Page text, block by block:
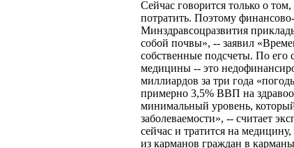
Сейчас говорится только о
потратить. Поэтому
Минздравсоцразвития
собой почвы», -- заявил
собственные подсчеты. По его
медицины -- это
миллиардов за три года
примерно 3,5% ВВП на
минимальный уровень, который
заболеваемости», -- считает
сейчас и тратится на
из карманов граждан в